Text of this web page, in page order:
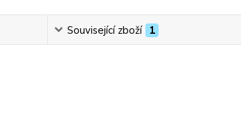
Související zboží 1